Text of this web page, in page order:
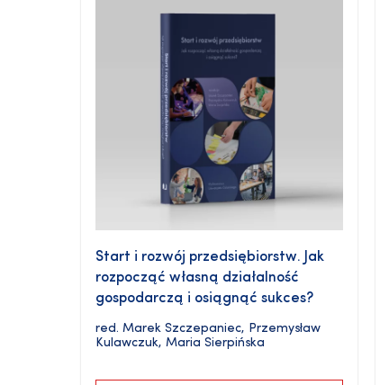
Start i rozwój przedsiębiorstw. Jak
rozpocząć własną działalność
gospodarczą i osiągnąć sukces?
red. Marek Szczepaniec, Przemysław
Kulawczuk, Maria Sierpińska